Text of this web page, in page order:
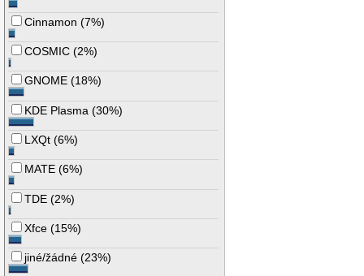
Cinnamon (7%)
COSMIC (2%)
GNOME (18%)
KDE Plasma (30%)
LXQt (6%)
MATE (6%)
TDE (2%)
Xfce (15%)
jiné/žádné (23%)